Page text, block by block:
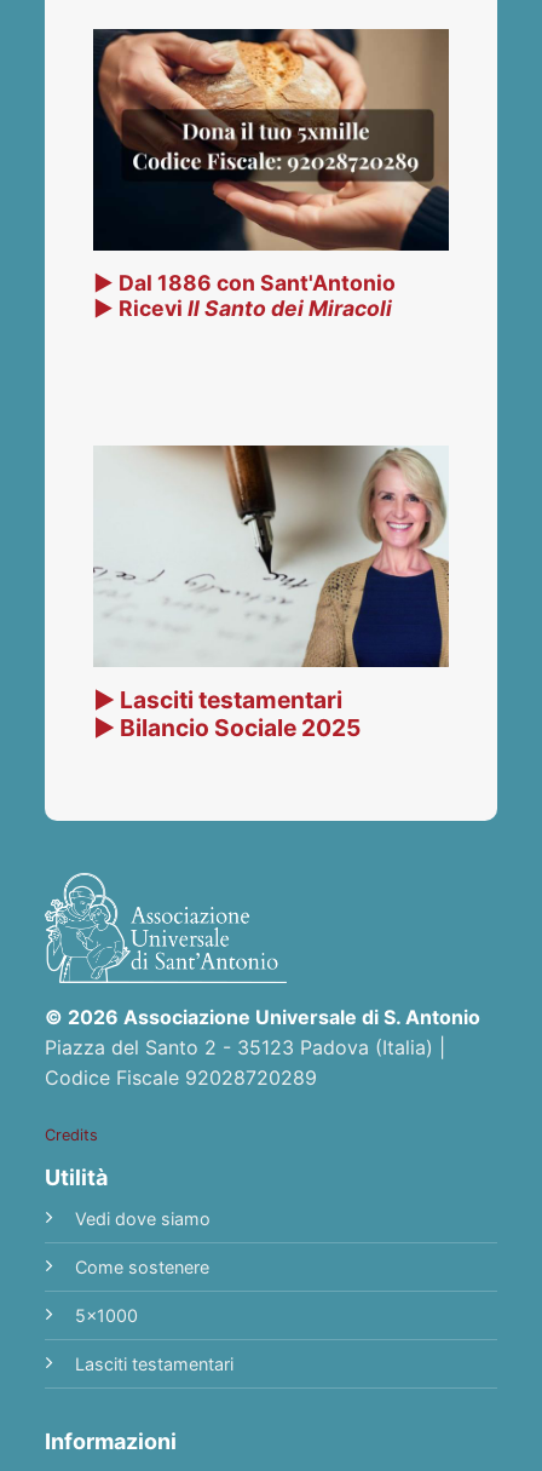
▶ Dal 1886 con Sant'Antonio
▶ RiceviIl Santo dei Miracoli
▶ Lasciti testamentari
▶ Bilancio Sociale 2025
© 2026 Associazione Universale di S. Antonio
Piazza del Santo 2 - 35123 Padova (Italia) |
Codice Fiscale 92028720289
Credits
Utilità
Vedi dove siamo
Come sostenere
5x1000
Lasciti testamentari
Informazioni